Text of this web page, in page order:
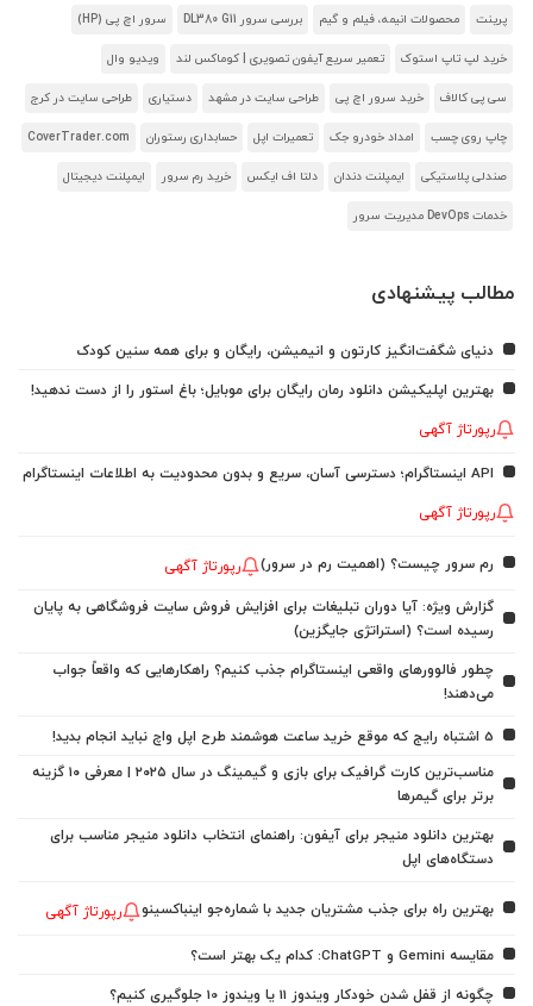
پرینت محصولات انیمه، فیلم و گیم بررسی سرور DL380 G11 سرور اچ پی (HP)
خرید لپ تاپ استوک تعمیر سریع آیفون تصویری | کوماکس لند ویدیو وال
سی پی کالاف خرید سرور اچ پی طراحی سایت در مشهد دستیاری طراحی سایت در کرج
چاپ روی چسب امداد خودرو جک تعمیرات اپل حسابداری رستوران CoverTrader.com
صندلی پلاستیکی ایمپلنت دندان دلتا اف ایکس خرید رم سرور ایمپلنت دیجیتال
خدمات DevOps مدیریت سرور
مطالب پیشنهادی
دنیای شگفت‌انگیز کارتون و انیمیشن، رایگان و برای همه سنین کودک
بهترین اپلیکیشن دانلود رمان رایگان برای موبایل؛ باغ استور را از دست ندهید!
رپورتاژ آگهی
API اینستاگرام؛ دسترسی آسان، سریع و بدون محدودیت به اطلاعات اینستاگرام
رپورتاژ آگهی
رم سرور چیست؟ (اهمیت رم در سرور) رپورتاژ آگهی
گزارش ویژه: آیا دوران تبلیغات برای افزایش فروش سایت فروشگاهی به پایان
رسیده است؟ (استراتژی جایگزین)
چطور فالوورهای واقعی اینستاگرام جذب کنیم؟ راهکارهایی که واقعاً جواب
می‌دهند!
5 اشتباه رایج که موقع خرید ساعت هوشمند طرح اپل واچ نباید انجام بدید!
مناسب‌ترین کارت گرافیک برای بازی و گیمینگ در سال ۲۰۲۵ | معرفی ۱۰ گزینه
برتر برای گیمرها
بهترین دانلود منیجر برای آیفون: راهنمای انتخاب دانلود منیجر مناسب برای
دستگاه‌های اپل
بهترین راه برای جذب مشتریان جدید با شماره‌جو اینباکسینو رپورتاژ آگهی
مقایسه Gemini و ChatGPT: کدام یک بهتر است؟
چگونه از قفل شدن خودکار ویندوز 11 یا ویندوز 10 جلوگیری کنیم؟